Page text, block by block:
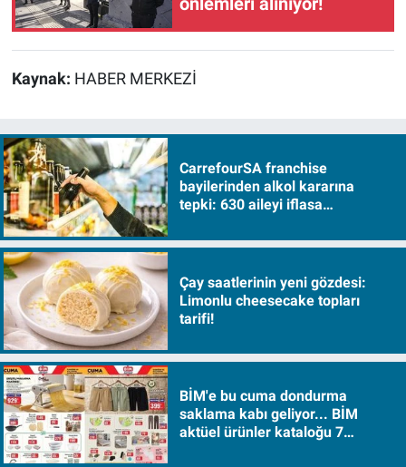
Kaynak: HABER MERKEZİ
CarrefourSA franchise
bayilerinden alkol kararına
tepki: 630 aileyi iflasa
Çay saatlerinin yeni gözdesi:
Limonlu cheesecake topları
tarifi!
BİM'e bu cuma dondurma
saklama kabı geliyor... BİM
aktüel ürünler kataloğu 7